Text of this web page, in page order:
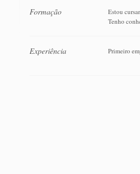
Formação
Estou
Tenho
Experiência Primeiro